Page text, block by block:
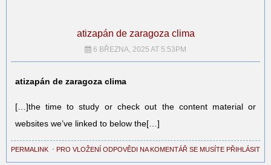
atizapán de zaragoza clima
6 BŘEZNA, 2025 AT 5:53PM
atizapán de zaragoza clima
[…]the time to study or check out the content material or
websites we’ve linked to below the[…]
PERMALINK ⋅ PRO VLOŽENÍ ODPOVĚDI NA KOMENTÁŘ SE MUSÍTE PŘIHLÁSIT